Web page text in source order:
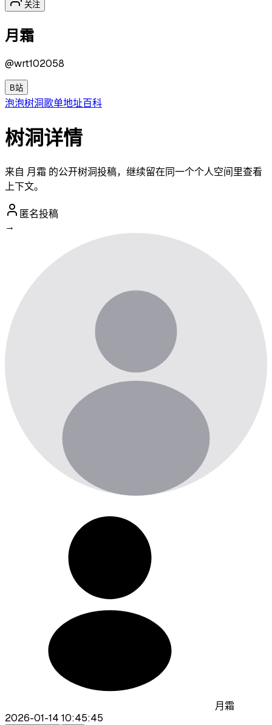
关注
月霜
@wrt102058
B站
泡泡树洞歌单地址百科
树洞详情
来自 月霜 的公开树洞投稿，继续留在同一个个人空间里查看
上下文。
匿名投稿
→
月霜
2026-01-14 10:45:45